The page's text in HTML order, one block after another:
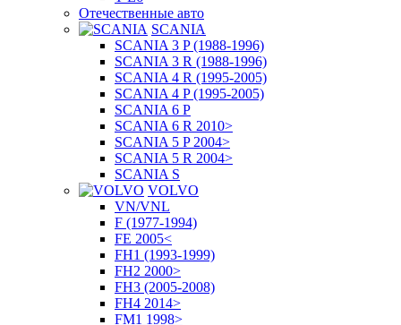
Отечественные авто
SCANIA
SCANIA 3 P (1988-1996)
SCANIA 3 R (1988-1996)
SCANIA 4 R (1995-2005)
SCANIA 4 P (1995-2005)
SCANIA 6 P
SCANIA 6 R 2010>
SCANIA 5 P 2004>
SCANIA 5 R 2004>
SCANIA S
VOLVO
VN/VNL
F (1977-1994)
FE 2005<
FH1 (1993-1999)
FH2 2000>
FH3 (2005-2008)
FH4 2014>
FM1 1998>